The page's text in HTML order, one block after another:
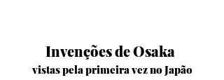
Invenções de Osaka
vistas pela primeira vez no Japão